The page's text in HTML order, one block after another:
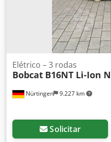
Nürtingen 9.227 km
Elétrico – 3 rodas
Bobcat B16NT Li-Ion
Solicitar